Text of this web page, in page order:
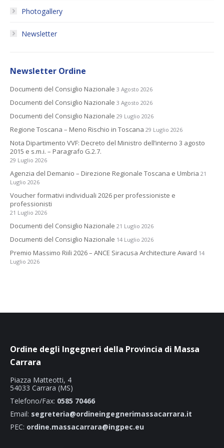
Photogallery
Newsletter
Newsletter Ordine
Documenti del Consiglio Nazionale 3 Agosto 2026
Documenti del Consiglio Nazionale 3 Agosto 2026
Documenti del Consiglio Nazionale 29 Luglio 2026
Regione Toscana – Meno Rischio in Toscana 29 Luglio 2026
Nota Dipartimento VVF: Decreto del Ministro dell’interno 3 agosto
2015 e s.m.i. – Paragrafo G.2.7.
29 Luglio 2026
Agenzia del Demanio – Direzione Regionale Toscana e Umbria 21
Luglio 2026
Voucher formativi individuali 2026 per professioniste e
professionisti
21 Luglio 2026
Documenti del Consiglio Nazionale 21 Luglio 2026
Documenti del Consiglio Nazionale 14 Luglio 2026
Premio Massimo Riili 2026 – ANCE Siracusa Architecture Award 14
Luglio 2026
Ordine degli Ingegneri della Provincia di Massa
Carrara
Piazza Matteotti, 4
54033 Carrara (MS)
Telefono/Fax: 0585 70466
Email: segreteria@ordineingegnerimassacarrara.it
PEC: ordine.massacarrara@ingpec.eu